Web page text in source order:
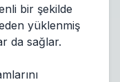
bir şekilde
yüklenmiş
da sağlar.